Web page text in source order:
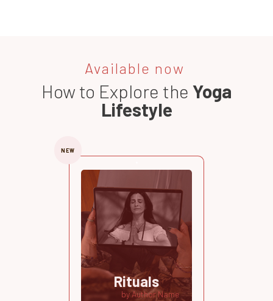
Available now
How to Explore the Yoga
Lifestyle
NEW
Rituals
by Author Name